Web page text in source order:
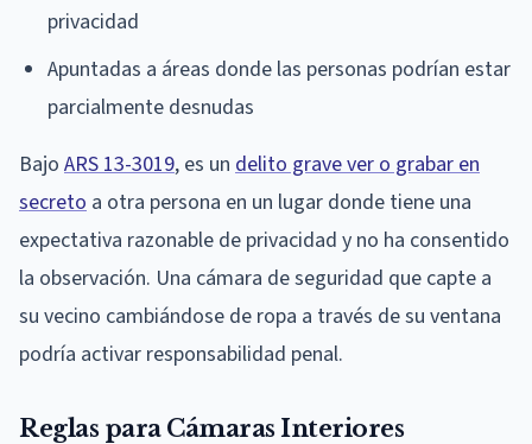
privacidad
Apuntadas a áreas donde las personas podrían estar
parcialmente desnudas
Bajo ARS 13-3019, es un delito grave ver o grabar en
secreto a otra persona en un lugar donde tiene una
expectativa razonable de privacidad y no ha consentido
la observación. Una cámara de seguridad que capte a
su vecino cambiándose de ropa a través de su ventana
podría activar responsabilidad penal.
Reglas para Cámaras Interiores